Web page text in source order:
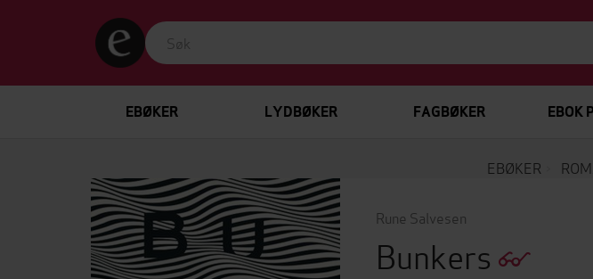
EBØKER LYDBØKER FAGBØKER EBOK
EBØKER
Rune Salvesen
Bunkers